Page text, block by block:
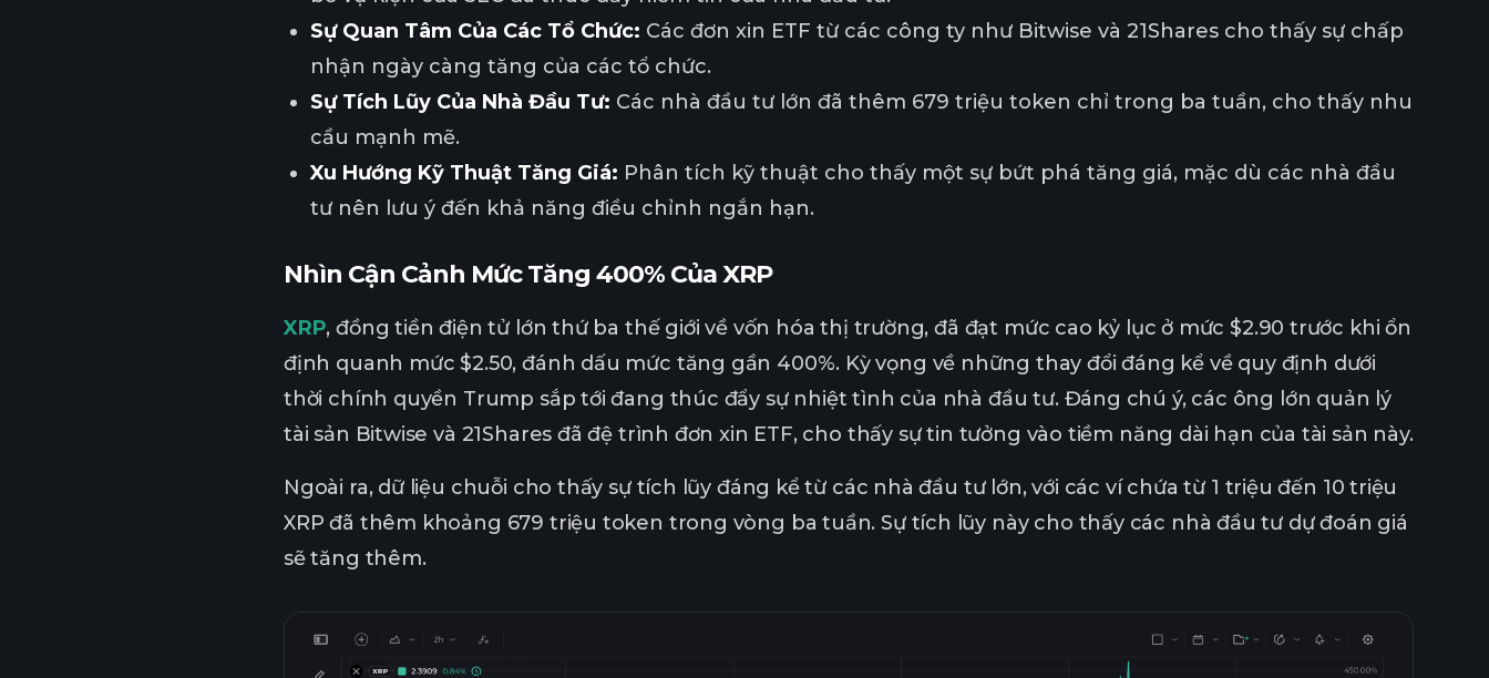
Sự Quan Tâm Của Các Tổ Chức: Các đơn xin ETF từ các công ty như Bitwise và 21Shares cho thấy sự chấp
nhận ngày càng tăng của các tổ chức.
Sự Tích Lũy Của Nhà Đầu Tư: Các nhà đầu tư lớn đã thêm 679 triệu token chỉ trong ba tuần, cho thấy nhu
cầu mạnh mẽ.
Xu Hướng Kỹ Thuật Tăng Giá: Phân tích kỹ thuật cho thấy một sự bứt phá tăng giá, mặc dù các nhà đầu
tư nên lưu ý đến khả năng điều chỉnh ngắn hạn.
Nhìn Cận Cảnh Mức Tăng 400% Của XRP
XRP, đồng tiền điện tử lớn thứ ba thế giới về vốn hóa thị trường, đã đạt mức cao kỷ lục ở mức $2.90 trước khi ổn
định quanh mức $2.50, đánh dấu mức tăng gần 400%. Kỳ vọng về những thay đổi đáng kể về quy định dưới
thời chính quyền Trump sắp tới đang thúc đẩy sự nhiệt tình của nhà đầu tư. Đáng chú ý, các ông lớn quản lý
tài sản Bitwise và 21Shares đã đệ trình đơn xin ETF, cho thấy sự tin tưởng vào tiềm năng dài hạn của tài sản này.
Ngoài ra, dữ liệu chuỗi cho thấy sự tích lũy đáng kể từ các nhà đầu tư lớn, với các ví chứa từ 1 triệu đến 10 triệu
XRP đã thêm khoảng 679 triệu token trong vòng ba tuần. Sự tích lũy này cho thấy các nhà đầu tư dự đoán giá
sẽ tăng thêm.